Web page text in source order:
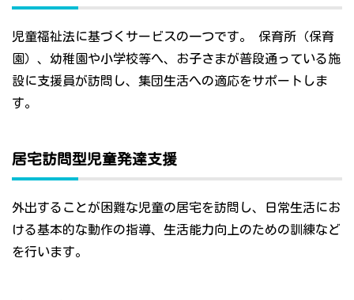
児童福祉法に基づくサービスの一つです。 保育所（保育
園）、幼稚園や小学校等へ、お子さまが普段通っている施
設に支援員が訪問し、集団生活への適応をサポートしま
す。
居宅訪問型児童発達支援
外出することが困難な児童の居宅を訪問し、日常生活にお
ける基本的な動作の指導、生活能力向上のための訓練など
を行います。